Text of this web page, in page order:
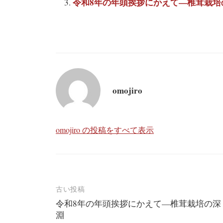
omojiro
omojiro の投稿をすべて表示
投
稿
古い投稿
令和8年の年頭挨拶にかえて—椎茸栽培の深
淵